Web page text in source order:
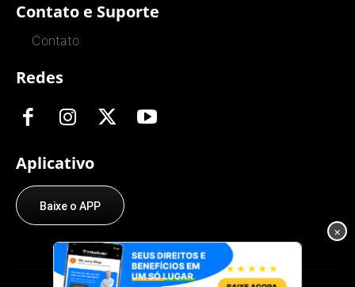
Contato e Suporte
Contato
Redes
Aplicativo
Baixe o APP
×